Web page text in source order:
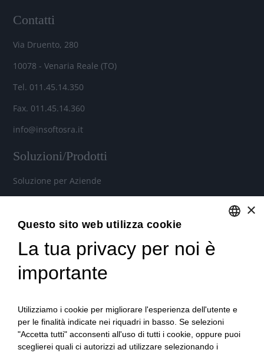
Contatti
Via Druento, 280
10078 - Venaria Reale (TO)
Tel. 011.45.14.350
Fax. 011.45.14.360
info@insoftosra.it
Soluzioni/Prodotti
Soluzione per Aziende
Soluzione per Consulenti
Servizi
Industria 4.0
Soluzioni in Cloud per aziende, commercialisti e consulenti
del lavoro
Formazione qualificata
×
Questo sito web utilizza cookie
La tua privacy per noi è
importante
Utilizziamo i cookie per migliorare l'esperienza dell'utente e
per le finalità indicate nei riquadri in basso. Se selezioni
"Accetta tutti" acconsenti all'uso di tutti i cookie, oppure puoi
sceglierei quali ci autorizzi ad utilizzare selezionando i